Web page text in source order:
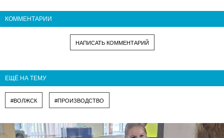
КОММЕНТАРИИ
НАПИСАТЬ КОММЕНТАРИЙ
ЕЩЁ НА ТЕМУ
#ВОЛЖСК #ПРОИЗВОДСТВО